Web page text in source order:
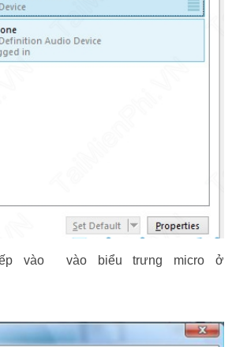
vào vào biểu trưng micro ở